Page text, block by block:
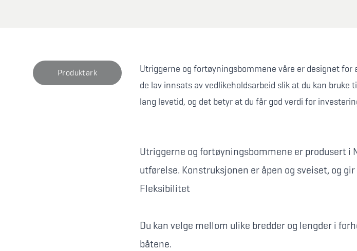
Produktark
Utriggerne og fortøyningsbommene våre er designet
de lav innsats av vedlikeholdsarbeid slik at du kan
lang levetid, og det betyr at du får god verdi for
Utriggerne og fortøyningsbommene er produsert i
utførelse. Konstruksjonen er åpen og sveiset, og
Fleksibilitet
Du kan velge mellom ulike bredder og lengder i
båtene.